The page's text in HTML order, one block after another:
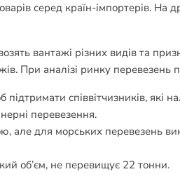
серед країн-імпортерів. На
вантажі різних видів та
При аналізі ринку перевезень
співвітчизників, які
перевезення.
але для морських перевезень
об’єм, не перевищує 22 тонни.